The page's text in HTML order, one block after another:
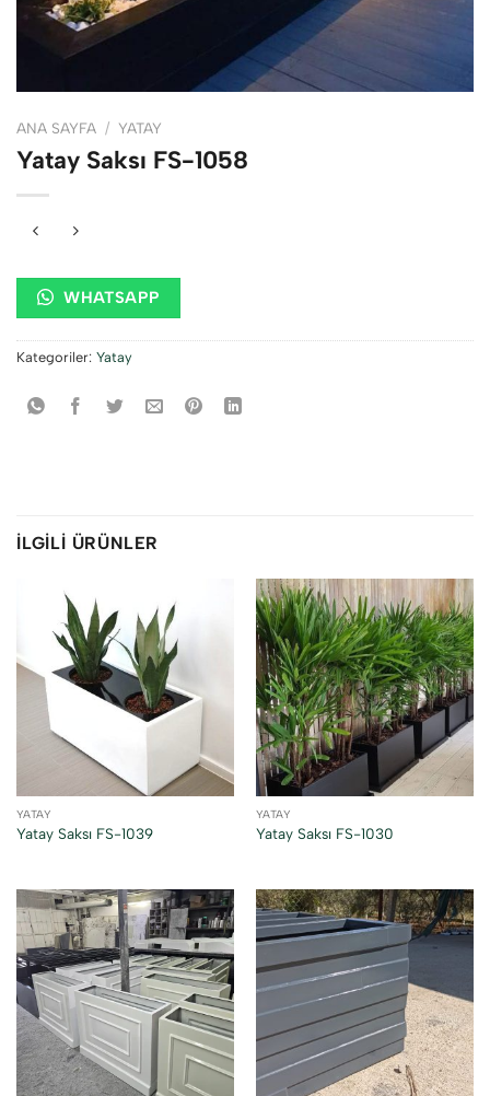
ANA SAYFA / YATAY
Yatay Saksı FS-1058
WHATSAPP
Kategoriler: Yatay
İLGILI ÜRÜNLER
YATAY
Yatay Saksı FS-1039
YATAY
Yatay Saksı FS-1030